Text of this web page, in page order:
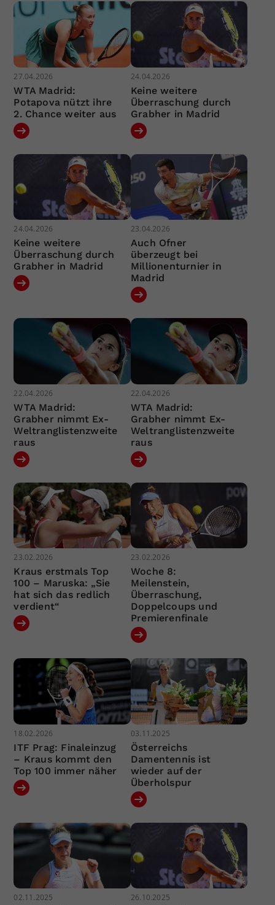
27.04.2026
WTA Madrid:
Potapova nützt ihre
2. Chance weiter aus
24.04.2026
Keine weitere
Überraschung durch
Grabher in Madrid
24.04.2026
Keine weitere
Überraschung durch
Grabher in Madrid
23.04.2026
Auch Ofner
überzeugt bei
Millionenturnier in
Madrid
22.04.2026
WTA Madrid:
Grabher nimmt Ex-
Weltranglistenzweite
raus
22.04.2026
WTA Madrid:
Grabher nimmt Ex-
Weltranglistenzweite
raus
23.02.2026
Kraus erstmals Top
100 – Maruska: „Sie
hat sich das redlich
verdient“
23.02.2026
Woche 8:
Meilenstein,
Überraschung,
Doppelcoups und
Premierenfinale
18.02.2026
ITF Prag: Finaleinzug
– Kraus kommt den
Top 100 immer näher
03.11.2025
Österreichs
Damentennis ist
wieder auf der
Überholspur
02.11.2025 26.10.2025